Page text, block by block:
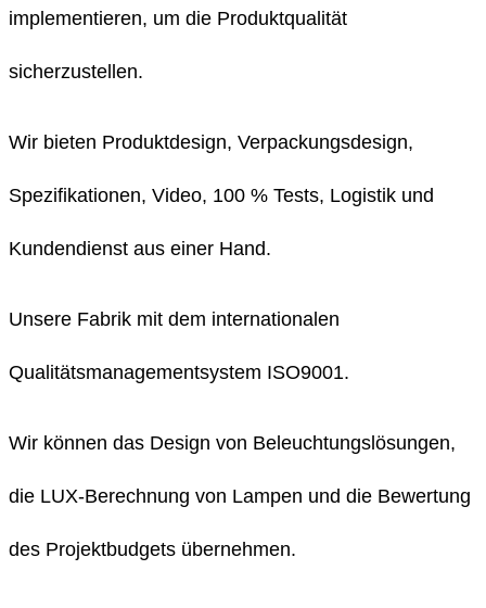
implementieren, um die Produktqualität
sicherzustellen.
Wir bieten Produktdesign, Verpackungsdesign,
Spezifikationen, Video, 100 % Tests, Logistik und
Kundendienst aus einer Hand.
Unsere Fabrik mit dem internationalen
Qualitätsmanagementsystem ISO9001.
Wir können das Design von Beleuchtungslösungen,
die LUX-Berechnung von Lampen und die Bewertung
des Projektbudgets übernehmen.